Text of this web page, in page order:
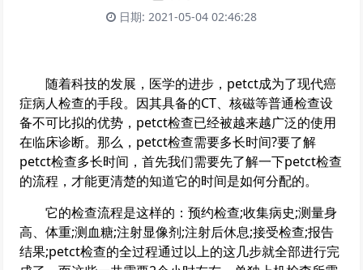
日期: 2021-05-04 02:46:28
随着科技的发展，医学的进步，petct成为了现代癌
症病人检查的手段。因其具备的CT、核磁等普通检查设
备不可比拟的优势，petct检查已经被越来越广泛的使用
在临床诊断。那么，petct检查需要多长时间?要了解
petct检查多长时间，首先我们需要先了解一下petct检查
的流程，才能更清楚的知道它的时间是如何分配的。
它的检查流程是这样的：预约检查;收集病史;测量身
高、体重;测血糖;注射显像剂;注射后休息;接受检查;报告
结果;petct检查的全过程通过以上的这几步就全部进行完